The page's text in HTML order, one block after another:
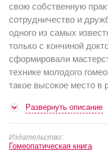
свою собственную
сотрудничество и
одного из самых
только с кончиной
сформировали
технике молодого
такое высокое место в
Развернуть описание
Издательство:
Гомеопатическая книга